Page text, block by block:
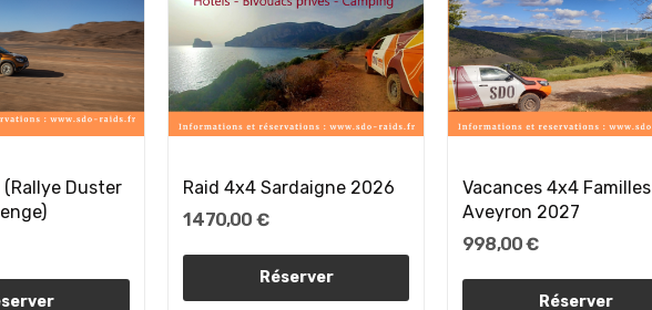
(Rallye Duster
Raid 4x4 Sardaigne 2026
1 470,00 €
Réserver
Vacances 4x4 Familles
Aveyron 2027
998,00 €
Réserver